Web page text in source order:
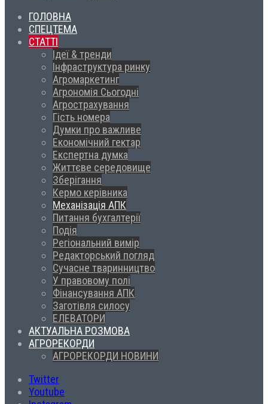
ГОЛОВНА
СПЕЦТЕМА
СТАТТІ
Ідеї & тренди
Інфраструктура ринку
Агромаркетинг
Агрономія Сьогодні
Агрострахування
Гість номера
Думки про важливе
Економічний гектар
Експертна думка
Життєве середовище
Зберігання
Кермо керівника
Механізація АПК
Питання бухгалтерії
Подія
Регіональний вимір
Редакторський погляд
Сучасне тваринництво
У правовому полі
Фінансування АПК
Заготівля силосу
ЕЛЕВАТОРИ
АКТУАЛЬНА РОЗМОВА
АГРОРЕКОРДИ
АГРОРЕКОРДИ НОВИНИ
Twitter
Youtube